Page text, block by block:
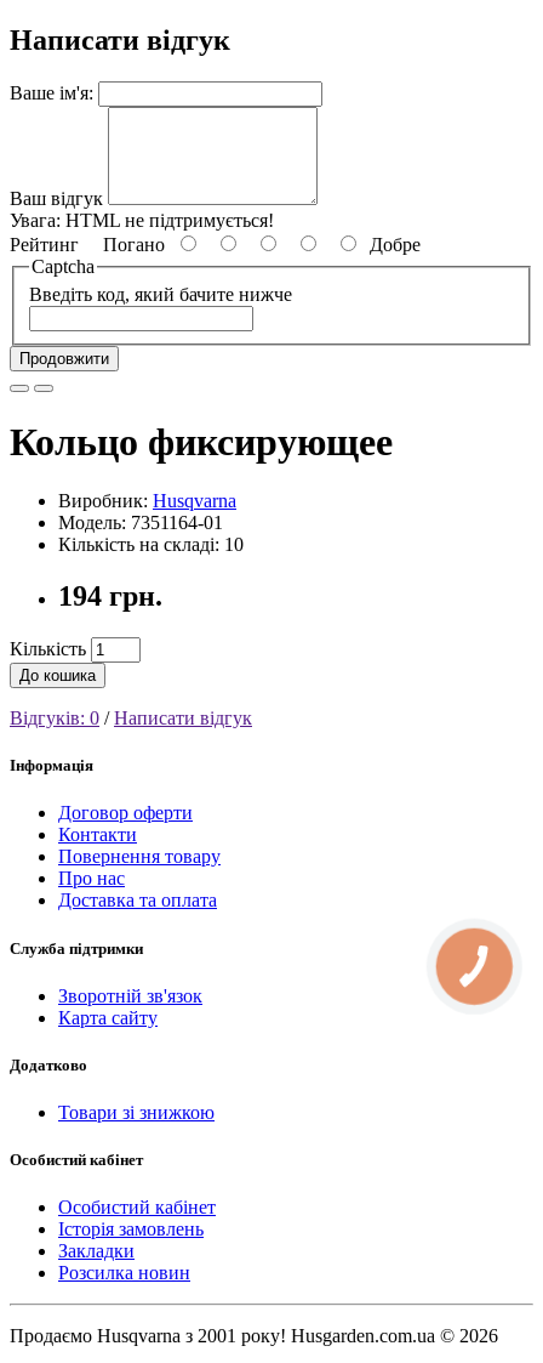
Написати відгук
Ваше ім'я:
Ваш відгук
Увага: HTML не підтримується!
Рейтинг Погано
Добре
Captcha
Введіть код, який бачите нижче
Продовжити
Кольцо фиксирующее
Виробник: Husqvarna
Модель: 7351164-01
Кількість на складі: 10
194 грн.
Кількість
До кошика
Відгуків: 0 /Написати відгук
Інформація
Договор оферти
Контакти
Повернення товару
Про нас
Доставка та оплата
Служба підтримки
Зворотній зв'язок
Карта сайту
Додатково
Товари зі знижкою
Особистий кабінет
Особистий кабінет
Історія замовлень
Закладки
Розсилка новин
Продаємо Нusqvarna з 2001 року! Husgarden.com.ua © 2026
КНОПКА
СВЯЗИ